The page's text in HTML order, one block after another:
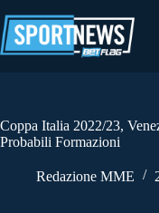
al
contenuto
Coppa Italia 2022/23,
Probabili Formazioni
Redazione MME